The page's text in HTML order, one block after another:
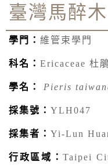
臺灣馬醉木
學門： 維管束學門
科名： Ericaceae 杜
學名： Pieris
採集號： YLH047
採集者： Yi-Lun
行政區域：Taipei